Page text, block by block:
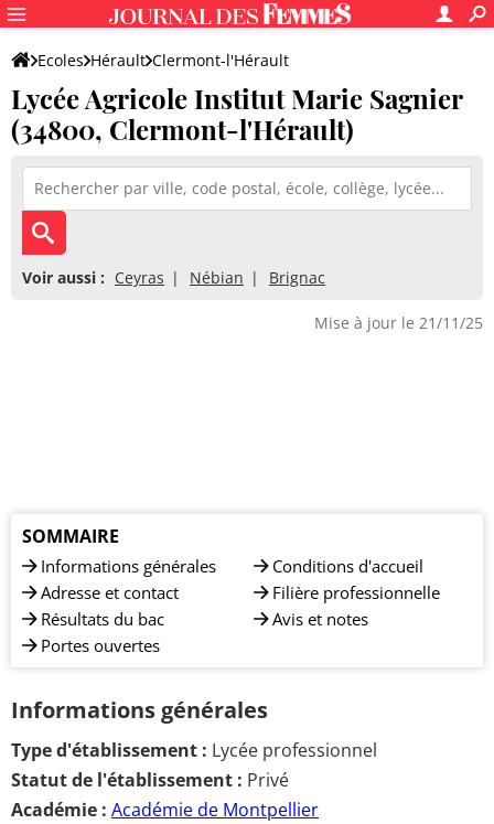
Ecoles Hérault Clermont-l'Hérault
Lycée Agricole Institut Marie Sagnier
Lycée Agricole Institut Marie Sagnier
(34800, Clermont-l'Hérault)
Voir aussi : Ceyras Nébian Brignac
Mise à jour le 21/11/25
SOMMAIRE
Informations générales
Adresse et contact
Résultats du bac
Portes ouvertes
Conditions d'accueil
Filière professionnelle
Avis et notes
Informations générales
Type d'établissement : Lycée professionnel
Statut de l'établissement : Privé
Académie : Académie de Montpellier